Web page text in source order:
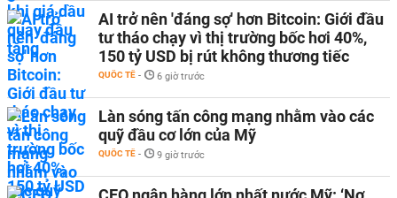
AI trở nên 'đáng sợ' hơn Bitcoin: Giới đầu
tư tháo chạy vì thị trường bốc hơi 40%,
150 tỷ USD bị rút không thương tiếc
QUỐC TẾ - 6 giờ trước
Làn sóng tấn công mạng nhằm vào các
quỹ đầu cơ lớn của Mỹ
QUỐC TẾ - 9 giờ trước